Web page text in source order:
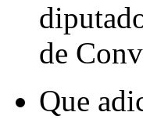
de
Que